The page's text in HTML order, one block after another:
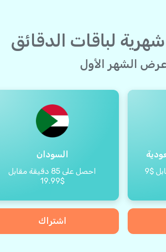
لباقات الدقائق
الشهر الأول
السودان
احصل على 85 دقيقة مقابل
$19.99
اشتراك